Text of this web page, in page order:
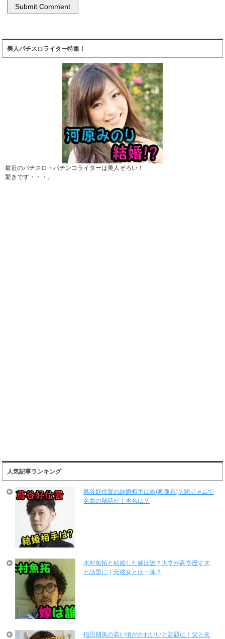
美人パチスロライター特集！
最近のパチスロ・パチンコライターは美人ぞろい！
驚きです・・・。
人気記事ランキング
蔦谷好位置の結婚相手は誰(画像有)？関ジャムで
名曲の秘話が！本名は？
木村魚拓と結婚した嫁は誰？大学が高学歴すぎ
と話題に！元彼女とは一体？
稲田朋美の若い頃がかわいいと話題に！父と夫